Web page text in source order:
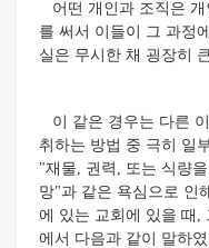
어떤 개인과 조직은 개
를 써서 이들이 그 과정
실은 무시한 채 굉장히
이 같은 경우는 다른
취하는 방법 중 극히 일
"재물, 권력, 또는 식량
망"과 같은 욕심으로 인
에 있는 교회에 있을 때,
에서 다음과 같이 말하